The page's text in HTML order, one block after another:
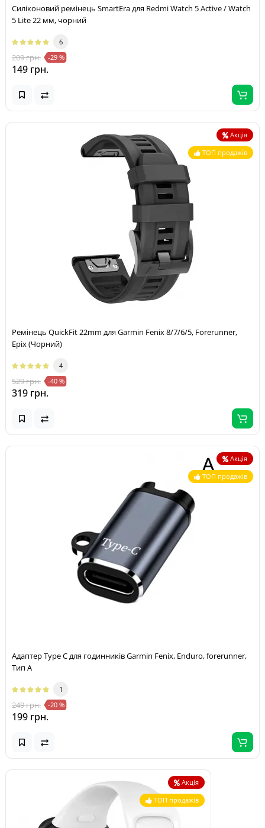
Силіконовий ремінець SmartEra для Redmi Watch 5 Active / Watch
5 Lite 22 мм, чорний
6
209 грн. -29 %
149 грн.
Акція
ТОП продажів
Ремінець QuickFit 22mm для Garmin Fenix 8/7/6/5, Forerunner,
Epix (Чорний)
4
529 грн. -40 %
319 грн.
Акція
ТОП продажів
Адаптер Type C для годинників Garmin Fenix, Enduro, forerunner,
Тип A
1
249 грн. -20 %
199 грн.
Акція
ТОП продажів